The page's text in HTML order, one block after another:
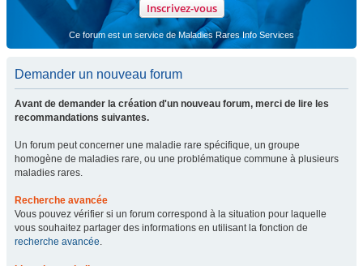
Inscrivez-vous
Ce forum est un service de Maladies Rares Info Services
Demander un nouveau forum
Avant de demander la création d'un nouveau forum, merci de lire les
recommandations suivantes.
Un forum peut concerner une maladie rare spécifique, un groupe
homogène de maladies rare, ou une problématique commune à plusieurs
maladies rares.
Recherche avancée
Vous pouvez vérifier si un forum correspond à la situation pour laquelle
vous souhaitez partager des informations en utilisant la fonction de
recherche avancée.